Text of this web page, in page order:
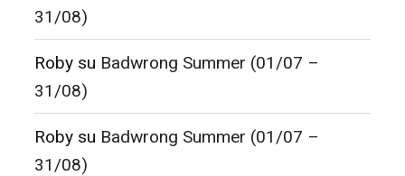
31/08)
Roby su Badwrong Summer (01/07 –
31/08)
Roby su Badwrong Summer (01/07 –
31/08)